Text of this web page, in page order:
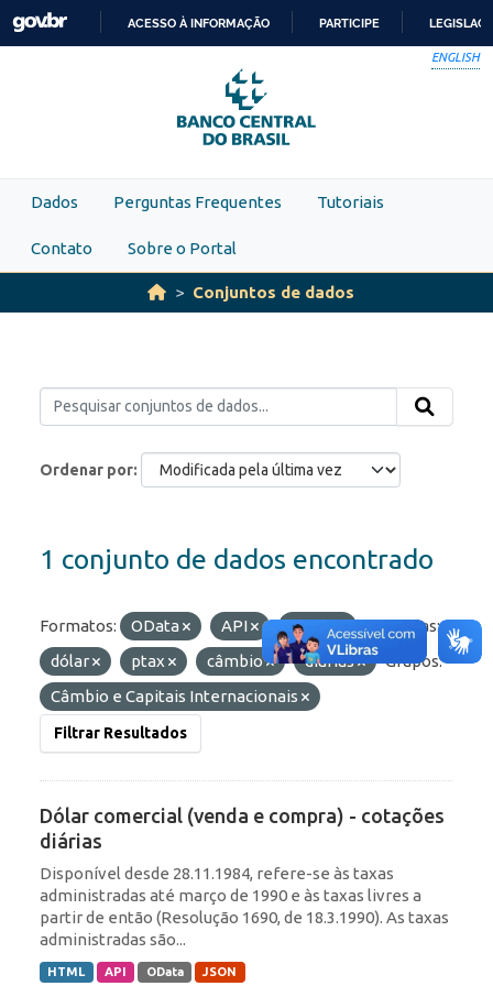
Skip to main content
PARA
O
CONTEÚDO
ACESSO À INFORMAÇÃO PARTICIPE
ENGLISH
Dados Perguntas Frequentes Tutoriais
Contato Sobre o Portal
Conjuntos de dados
Ordenar por
1 conjunto de dados encontrado
Formatos: OData API HTML
Etiquetas:
dólar
ptax câmbio diárias
Grupos:
Câmbio e Capitais Internacionais
Filtrar Resultados
Dólar comercial (venda e compra) - cotações
diárias
Disponível desde 28.11.1984, refere-se às taxas
administradas até março de 1990 e às taxas livres a
partir de então (Resolução 1690, de 18.3.1990). As taxas
administradas são...
HTML API OData JSON